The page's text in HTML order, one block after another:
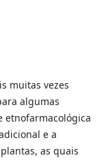
muitas vezes
algumas
etnofarmacológica
e a
as quais